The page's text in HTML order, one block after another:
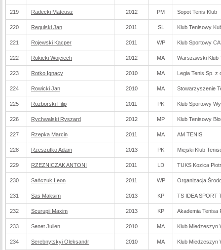
219 Radecki Mateusz 2012 PM Sopot Tenis Klub
220 Regulski Jan 2011 SL Klub Tenisowy
221 Rojewski Kacper 2011 WP Klub Sportowy
222 Rokicki Wojciech 2012 MA Warszawski Klub
223 Rotko Ignacy 2010 MA Legia Tenis Sp. z
224 Rowicki Jan 2010 MA Stowarzyszenie
225 Rozborski Filip 2011 PK Klub Sportowy
226 Rychwalski Ryszard 2012 MP Klub Tenisowy
227 Rzepka Marcin 2011 MA AM TENIS
228 Rzeszutko Adam 2013 PK Miejski Klub
229 RZEZNICZAK ANTONI 2011 LD TUKS Kozica
230 Sańczuk Leon 2011 WP Organizacja
231 Sas Maksim 2013 KP TS IDEA SPORT
232 Scurupii Maxim 2013 KP Akademia Tenisa
233 Senet Julien 2010 MA Klub Miedzeszyn
234 Serebnytskyi Oleksandr 2010 MA Klub Miedzeszyn